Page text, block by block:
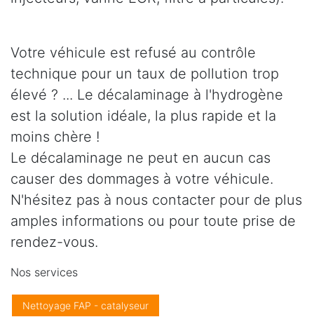
Votre véhicule est refusé au contrôle
technique pour un taux de pollution trop
élevé ? ... Le décalaminage à l'hydrogène
est la solution idéale, la plus rapide et la
moins chère !
Le décalaminage ne peut en aucun cas
causer des dommages à votre véhicule.
N'hésitez pas à nous contacter pour de plus
amples informations ou pour toute prise de
rendez-vous.
Nos services
Nettoyage FAP - catalyseur